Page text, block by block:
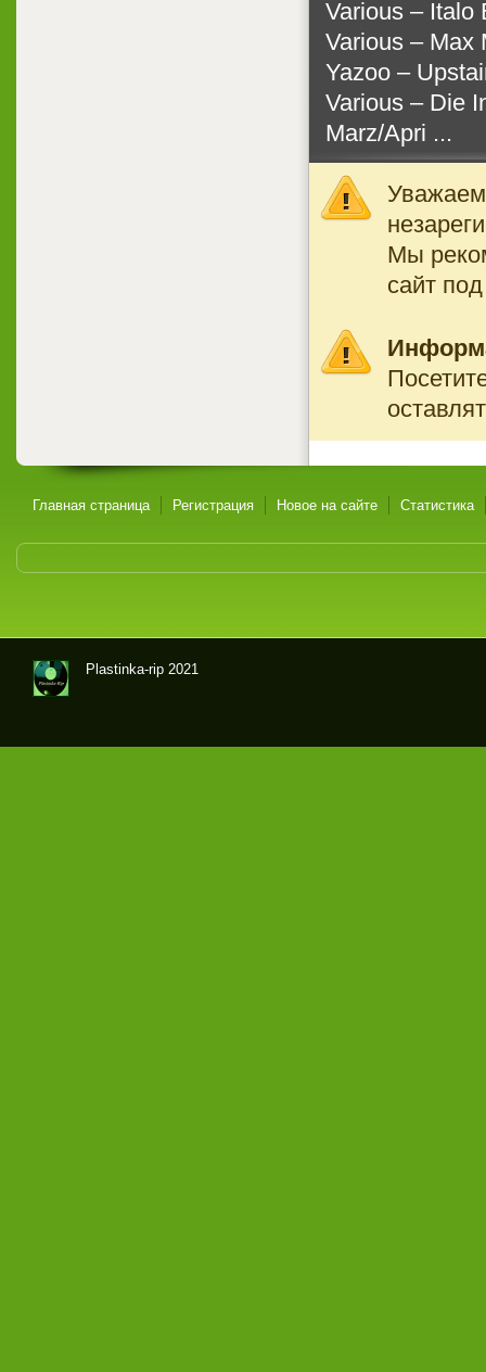
Various ‎– Italo
Various ‎– Max
Yazoo ‎–
Various ‎– Die
Marz/Apri ...
Мы
сайт
Главная страница Регистрация Новое на сайте Статистика
овк
Plastinka-rip 2021